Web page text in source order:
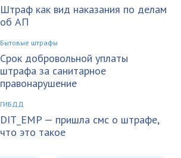
Штраф как вид наказания по делам
об АП
Бытовые штрафы
Срок добровольной уплаты
штрафа за санитарное
правонарушение
ГИБДД
DIT_EMP — пришла смс о штрафе,
что это такое